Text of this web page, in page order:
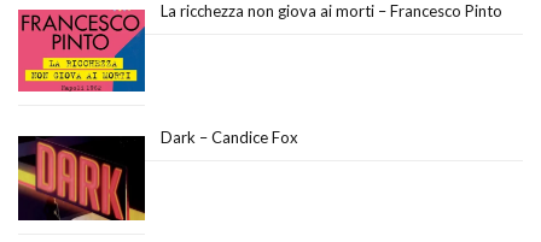
La ricchezza non giova ai morti – Francesco Pinto
Dark – Candice Fox